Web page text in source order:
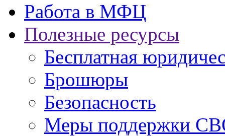
Работа в МФЦ
Полезные ресурсы
Бесплатная
Брошюры
Безопасность
Меры поддержки